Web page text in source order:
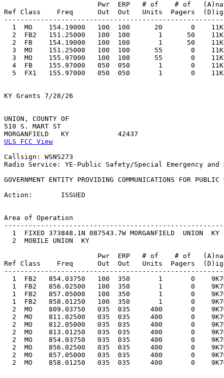
Pwr  ERP   # of    # of
Ref Class    Freq      Out  Out   Units  Pagers
1  MO    154.19000   100  100      20       0
2  FB2   151.25000   100  100       1      50
2  FB    154.19000   100  100       1      50
3  MO    151.25000   100  100      55       0
3  MO    155.97000   100  100      55       0
4  FB    155.97000   050  050       1       0
5  FX1   155.97000   050  050       1       0
KY Grants 7/28/26
UNION, COUNTY OF
510 S. MART ST
ULS FCC View
Callsign: WSNS273
Radio Service: YE-Public Safety/Special Emergency
GOVERNMENT ENTITY PROVIDING COMMUNICATIONS FOR PUBLIC
Action:       ISSUED
Area of Operation
1  FIXED 373848.1N 087543.7W MORGANFIELD  UNION
  2  MOBILE UNION  KY
Pwr  ERP   # of    # of
Ref Class    Freq      Out  Out   Units  Pagers
1  FB2   854.03750   100  350       1       0
1  FB2   856.02500   100  350       1       0
1  FB2   857.05000   100  350       1       0
1  FB2   858.01250   100  350       1       0
2  MO    809.03750   035  035     400       0
2  MO    811.02500   035  035     400       0
2  MO    812.05000   035  035     400       0
2  MO    813.01250   035  035     400       0
2  MO    854.03750   035  035     400       0
2  MO    856.02500   035  035     400       0
2  MO    857.05000   035  035     400       0
2  MO    858.01250   035  035     400       0